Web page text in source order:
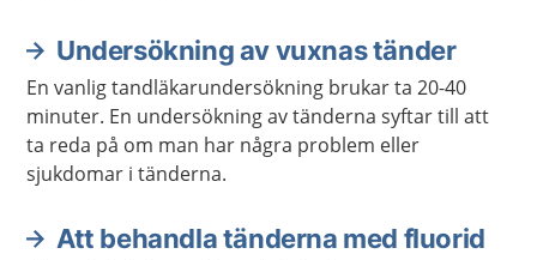
Undersökning av vuxnas tänder
En vanlig tandläkarundersökning brukar ta 20-40
minuter. En undersökning av tänderna syftar till att
ta reda på om man har några problem eller
sjukdomar i tänderna.
Att behandla tänderna med fluorid